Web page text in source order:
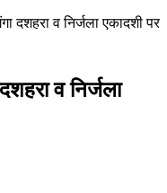
दशहरा व निर्जला एकादशी पर
व निर्जला